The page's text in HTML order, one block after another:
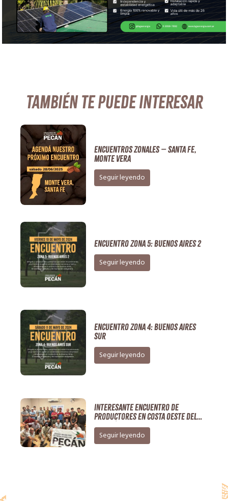
También te puede interesar
ENCUENTROS ZONALES – SANTA FE,
MONTE VERA
Seguir leyendo
ENCUENTRO ZONA 5: Buenos Aires 2
Seguir leyendo
ENCUENTRO ZONA 4: Buenos Aires
Sur
Seguir leyendo
Interesante encuentro de
productores en Costa Oeste del
Paraná
Seguir leyendo